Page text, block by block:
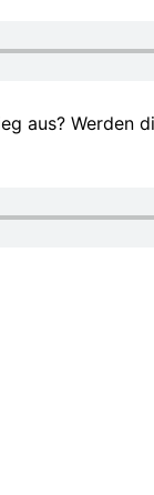
aus? Werden